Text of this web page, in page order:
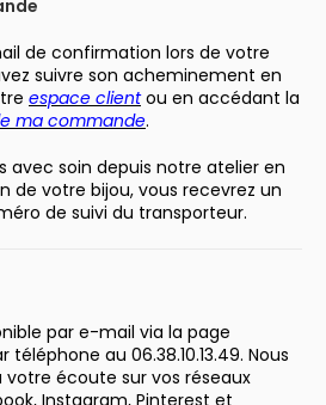
de confirmation lors de votre
suivre son acheminement en
espace clientou en accédant la
ma commande.
avec soin depuis notre atelier en
de votre bijou, vous recevrez un
de suivi du transporteur.
par e-mail via la page
téléphone au 06.38.10.13.49. Nous
écoute sur vos réseaux